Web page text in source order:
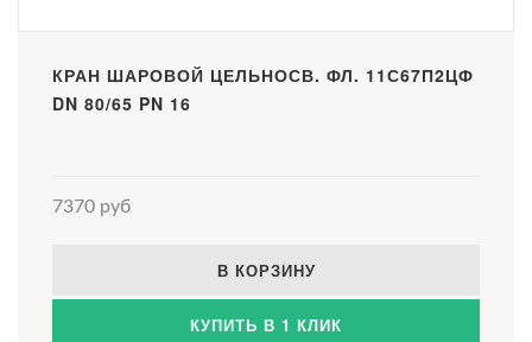
КРАН ШАРОВОЙ ЦЕЛЬНОСВ. ФЛ. 11С67П2ЦФ
DN 80/65 PN 16
7370 руб
В КОРЗИНУ
КУПИТЬ В 1 КЛИК